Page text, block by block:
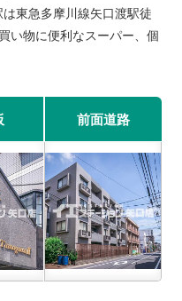
東急多摩川線矢口渡駅徒
い物に便利なスーパー、個
前面道路